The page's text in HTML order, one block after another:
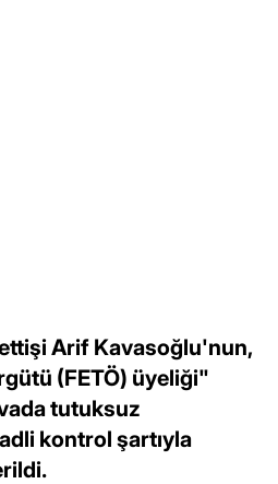
Arif Kavasoğlu'nun,
(FETÖ) üyeliği"
tutuksuz
kontrol şartıyla